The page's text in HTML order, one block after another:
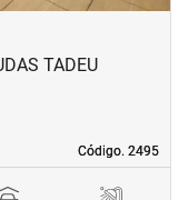
Código. 2495
Código. 2495
TADEU